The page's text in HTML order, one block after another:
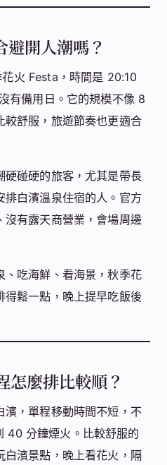
開人潮嗎？
火 Festa，時間是 20:10
有備用日。它的規模不像 8
較舒服，旅遊節奏也更適合
硬碰硬的旅客，尤其是帶長
排白濱溫泉住宿的人。官方
沒有露天商營業，會場周邊
、吃海鮮、看海景，秋季花
得鬆一點，晚上提早吃飯後
怎麼排比較順？
濱，單程移動時間不短，不
40 分鐘煙火。比較舒服的
白濱景點，晚上看花火，隔